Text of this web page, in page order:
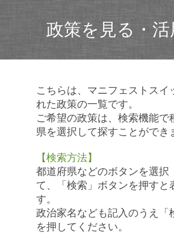
政策を見る・活
こちらは、マニフェストスイ
れた政策の一覧です。
ご希望の政策は、検索機能で
県を選択して探すことができ
【検索方法】
都道府県などのボタンを選択
て、「検索」ボタンを押すと
す。
政治家名なども記入のうえ「
を押してください。